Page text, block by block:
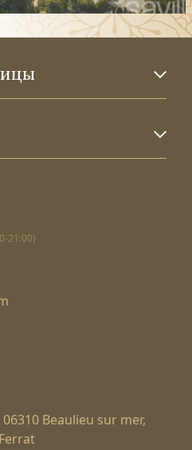
21:00)
06310 Beaulieu sur mer,